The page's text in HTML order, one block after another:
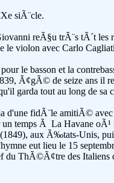
siÃ¨cle.
reÃ§u trÃ¨s tÃ´t les
le violon avec Carlo
le basson et la
Ã¢gÃ© de seize ans il
garda tout au long de sa
fidÃ¨le amitiÃ©
temps Ã La Havane
aux Ã‰tats-Unis,
eut lieu le 15
du ThÃ©Ã¢tre des